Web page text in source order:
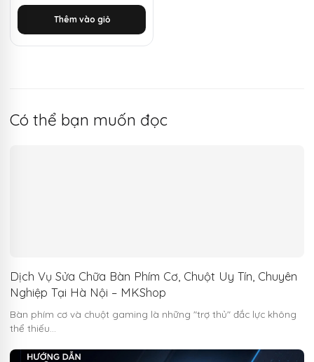
là:
1.500.000 ₫.
tại
là:
1.080.000 ₫.
Thêm vào giỏ
Có thể bạn muốn đọc
Dịch Vụ Sửa Chữa Bàn Phím Cơ, Chuột Uy Tín, Chuyên
Nghiệp Tại Hà Nội – MKShop
Bàn phím cơ và chuột gaming là những "trợ thủ" đắc lực không
thể thiếu…